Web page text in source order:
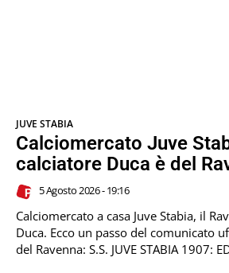
JUVE STABIA
Calciomercato Juve
calciatore Duca è del
5 Agosto 2026 - 19:16
Calciomercato a casa Juve Stabia, il
Duca. Ecco un passo del comunicato
del Ravenna: S.S. JUVE STABIA 1907: